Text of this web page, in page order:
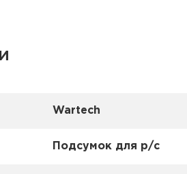
Wartech
Подсумок для р/с